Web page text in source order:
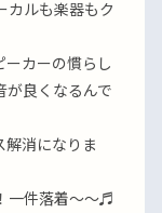
カルも楽器もク
カーの慣らし
が良くなるんで
消になりま
一件落着〜〜♬